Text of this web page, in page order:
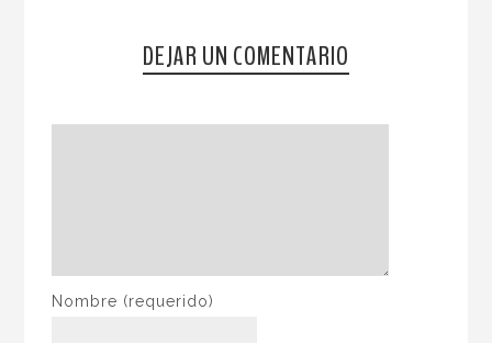
DEJAR UN COMENTARIO
Nombre (requerido)